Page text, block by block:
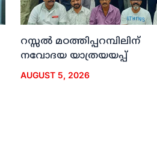
റസ്സല്‍ മഠത്തിപ്പറമ്പിലിന്
നവോദയ യാത്രയയപ്പ്
AUGUST 5, 2026